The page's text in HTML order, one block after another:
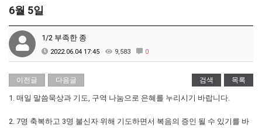
6월 5일
1/2 부족한 종
2022.06.04 17:45 9,583 0
이전글 다음글 검색 목록
1. 매일 말씀묵상과 기도, 구역 나눔으로 은혜를 누리시기 바랍니다.
2. 7명 축복하고 3명 불신자 위해 기도하면서 복음의 증인 될 수 있기를 바